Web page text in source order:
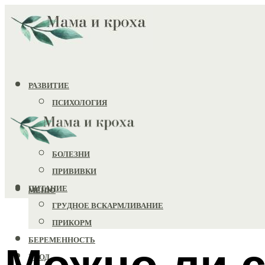
РАЗВИТИЕ
ПСИХОЛОГИЯ
ИГРУШКИ
ЗДОРОВЬЕ
БОЛЕЗНИ
ПРИВИВКИ
ПИТАНИЕ
ГРУДНОЕ ВСКАРМЛИВАНИЕ
ПРИКОРМ
БЕРЕМЕННОСТЬ
УХОД
МЕНЮ